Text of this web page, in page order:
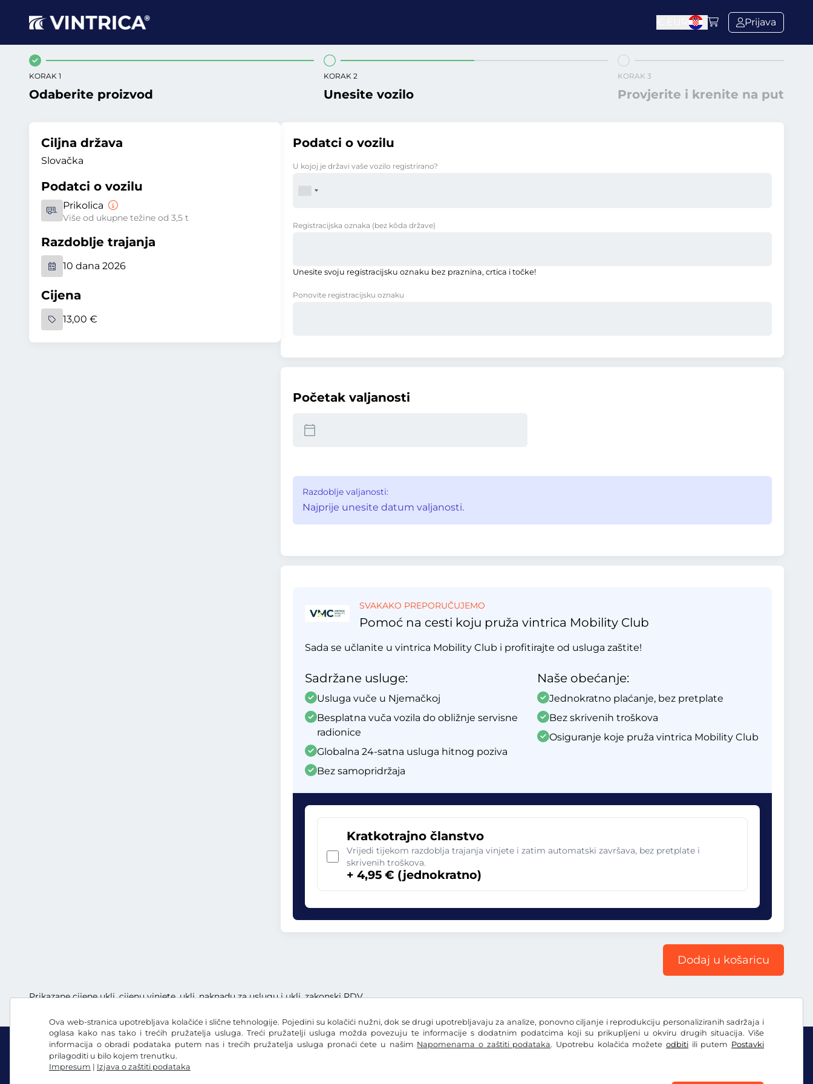
Ova web-stranica upotrebljava kolačiće i slične tehnologije. Pojedini su kolačići nužni, dok se drugi upotrebljavaju za analize, ponovno ciljanje i reprodukciju personaliziranih sadržaja i
oglasa kako nas tako i trećih pružatelja usluga. Treći pružatelji usluga možda povezuju te informacije s dodatnim podatcima koji su prikupljeni u okviru drugih situacija. Više
informacija o obradi podataka putem nas i trećih pružatelja usluga pronaći ćete u našim Napomenama o zaštiti podataka. Upotrebu kolačića možeteodbiti ili putem Postavki
prilagoditi u bilo kojem trenutku.
Impresum | Izjava o zaštiti podataka
Prijava
KORAK 1
Odaberite proizvod
KORAK 2
Unesite vozilo
KORAK 3
Provjerite i krenite na put
Ciljna država
Slovačka
Podatci o vozilu
Prikolica
Više od ukupne težine od 3,5 t
Razdoblje trajanja
10 dana 2026
Cijena
13,00 €
Podatci o vozilu
U kojoj je državi vaše vozilo registrirano?
Registracijska oznaka (bez kôda države)
Unesite svoju registracijsku oznaku bez praznina, crtica i točke!
Ponovite registracijsku oznaku
Početak valjanosti
Razdoblje valjanosti:
Najprije unesite datum valjanosti.
SVAKAKO PREPORUČUJEMO
Pomoć na cesti koju pruža vintrica Mobility Club
Sada se učlanite u vintrica Mobility Club i profitirajte od usluga zaštite!
Sadržane usluge:
Usluga vuče u Njemačkoj
Besplatna vuča vozila do obližnje servisne
radionice
Globalna 24-satna usluga hitnog poziva
Bez samopridržaja
Naše obećanje:
Jednokratno plaćanje, bez pretplate
Bez skrivenih troškova
Osiguranje koje pruža vintrica Mobility Club
Kratkotrajno članstvo
Vrijedi tijekom razdoblja trajanja vinjete i zatim automatski završava, bez pretplate i
skrivenih troškova.
+ 4,95 € (jednokratno)
Dodaj u košaricu
Prikazane cijene uklj. cijenu vinjete, uklj. naknadu za uslugu i uklj. zakonski PDV